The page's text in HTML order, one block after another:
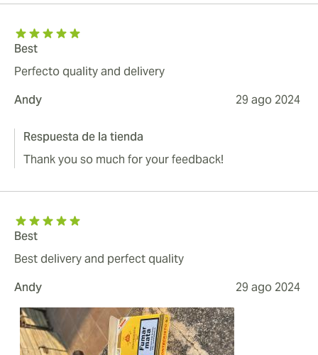
Best
Perfecto quality and delivery
Andy
29 ago 2024
Respuesta de la tienda
Thank you so much for your feedback!
Best
Best delivery and perfect quality
Andy
29 ago 2024